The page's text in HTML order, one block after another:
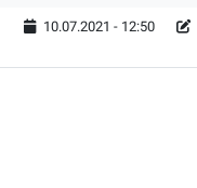
10.07.2021 - 12:50